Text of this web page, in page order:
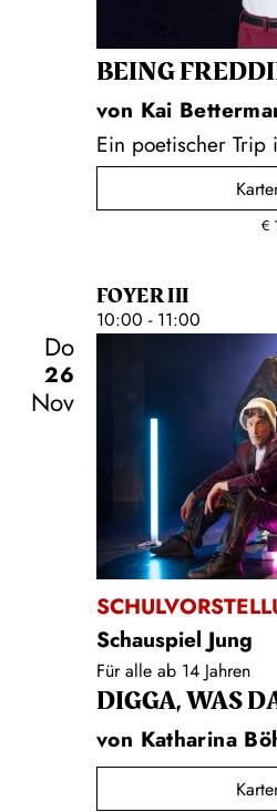
BEING
von Kai
Ein poetischer Trip
€
FOYER III
10:00 - 11:00
Do
26
Nov
Schauspiel Jung
Für alle ab 14 Jahren
DIGGA, WAS
von Katharina